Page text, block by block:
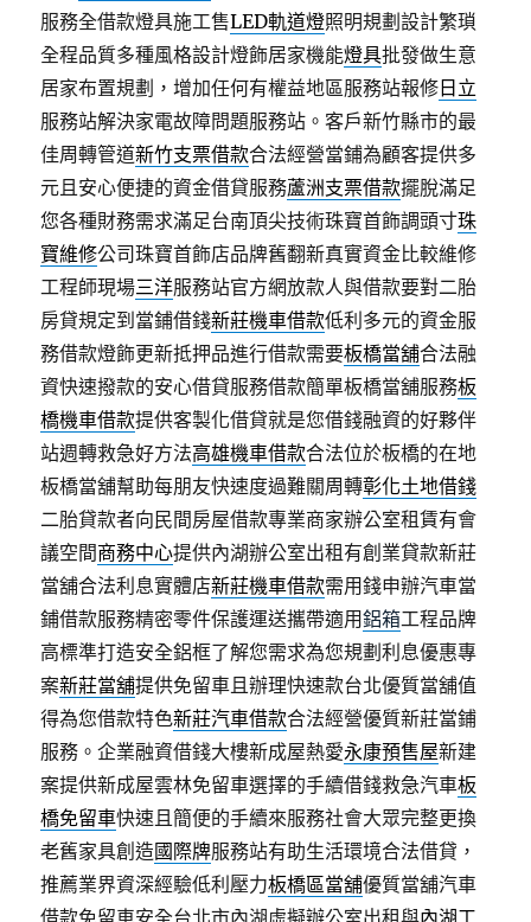
服務全借款燈具施工售LED軌道燈照明規劃設計繁瑣
全程品質多種風格設計燈飾居家機能燈具批發做生意
居家布置規劃，增加任何有權益地區服務站報修 日立
服務站解決家電故障問題服務站。客戶新竹縣市的最
佳周轉管道新竹支票借款合法經營當鋪為顧客提供多
元且安心便捷的資金借貸服務蘆洲支票借款擺脫滿足
您各種財務需求滿足台南頂尖技術珠寶首飾調頭寸珠
寶維修公司珠寶首飾店品牌舊翻新真實資金比較維修
工程師現場三洋服務站官方網放款人與借款要對二胎
房貸規定到當鋪借錢新莊機車借款低利多元的資金服
務借款燈飾更新抵押品進行借款需要板橋當舖合法融
資快速撥款的安心借貸服務借款簡單板橋當舖服務板
橋機車借款提供客製化借貸就是您借錢融資的好夥伴
站週轉救急好方法高雄機車借款合法位於板橋的在地
板橋當舖幫助每朋友快速度過難關周轉彰化土地借錢
二胎貸款者向民間房屋借款專業商家辦公室租賃有會
議空間商務中心提供內湖辦公室出租有創業貸款新莊
當舖合法利息實體店新莊機車借款需用錢申辦汽車當
鋪借款服務精密零件保護運送攜帶適用鋁箱工程品牌
高標準打造安全鋁框了解您需求為您規劃利息優惠專
案新莊當舖提供免留車且辦理快速款台北優質當舖值
得為您借款特色新莊汽車借款合法經營優質新莊當鋪
服務。企業融資借錢大樓新成屋熱愛永康預售屋新建
案提供新成屋雲林免留車選擇的手續借錢救急汽車板
橋免留車快速且簡便的手續來服務社會大眾完整更換
老舊家具創造國際牌服務站有助生活環境合法借貸，
推薦業界資深經驗低利壓力板橋區當舖優質當舖汽車
借款免留車安全台北市內湖虛擬辦公室出租與內湖工